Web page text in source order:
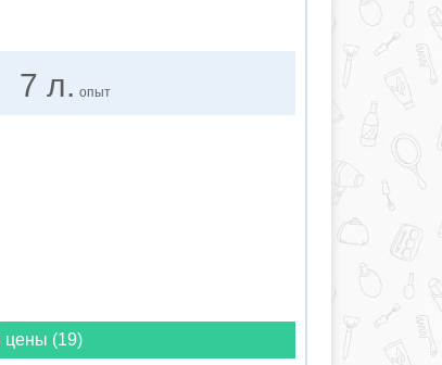
7 л. опыт
цены (19)